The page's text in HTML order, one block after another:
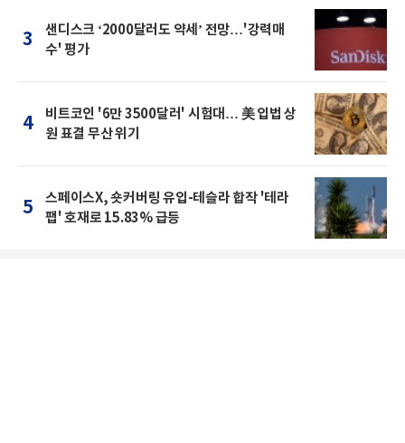
3
샌디스크 ‘2000달러도 약세’ 전망…'강력매
수' 평가
4
비트코인 '6만 3500달러' 시험대… 美 입법 상
원 표결 무산 위기
5
스페이스X, 숏커버링 유입-테슬라 합작 '테라
팹' 호재로 15.83% 급등